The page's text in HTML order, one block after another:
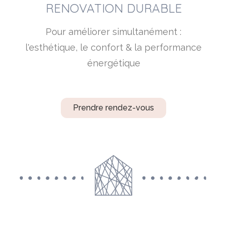
RENOVATION DURABLE
Pour améliorer simultanément :
l'esthétique, le confort & la performance
énergétique
Prendre rendez-vous